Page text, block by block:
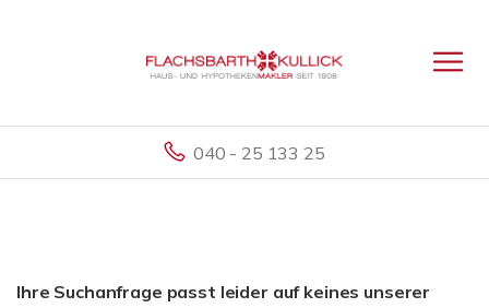
040 - 25 133 25
Ihre Suchanfrage passt leider auf keines unserer